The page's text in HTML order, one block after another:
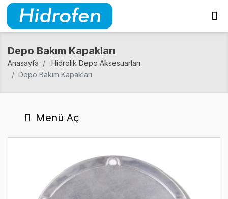
Depo Bakım Kapakları
Anasayfa
Hidrolik Depo Aksesuarları
Depo Bakım Kapakları
Menü Aç